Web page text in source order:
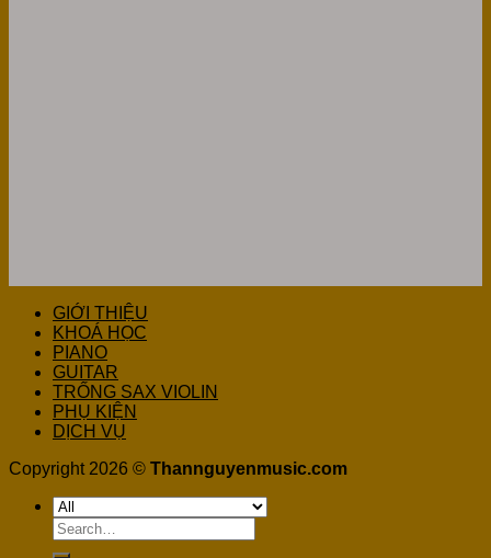
GIỚI THIỆU
KHOÁ HỌC
PIANO
GUITAR
TRỐNG SAX VIOLIN
PHỤ KIỆN
DỊCH VỤ
Copyright 2026 © Thannguyenmusic.com
Search
for: